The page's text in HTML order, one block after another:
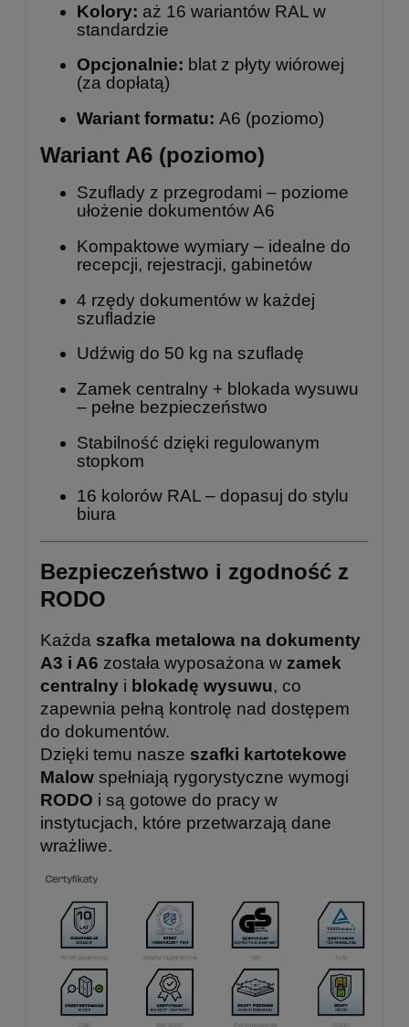
Kolory: aż 16 wariantów RAL w
standardzie
Opcjonalnie: blat z płyty wiórowej
(za dopłatą)
Wariant formatu: A6 (poziomo)
Wariant A6 (poziomo)
Szuflady z przegrodami – poziome
ułożenie dokumentów A6
Kompaktowe wymiary – idealne do
recepcji, rejestracji, gabinetów
4 rzędy dokumentów w każdej
szufladzie
Udźwig do 50 kg na szufladę
Zamek centralny + blokada wysuwu
– pełne bezpieczeństwo
Stabilność dzięki regulowanym
stopkom
16 kolorów RAL – dopasuj do stylu
biura
Bezpieczeństwo i zgodność z
RODO
Każda szafka metalowa na dokumenty
A3 i A6 została wyposażona w zamek
centralny i blokadę wysuwu, co
zapewnia pełną kontrolę nad dostępem
do dokumentów.
Dzięki temu nasze szafki kartotekowe
Malow spełniają rygorystyczne wymogi
RODO i są gotowe do pracy w
instytucjach, które przetwarzają dane
wrażliwe.